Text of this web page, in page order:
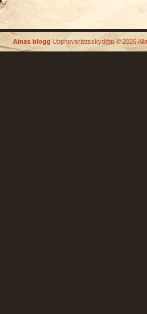
Ainas blogg Upphovsrättsskyddat © 2026